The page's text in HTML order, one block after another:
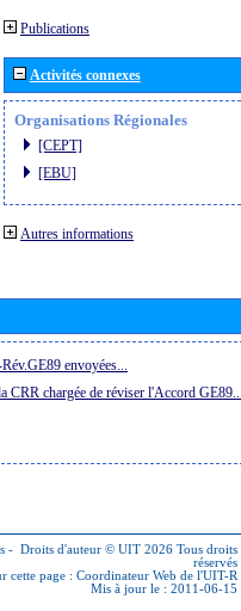
Publications
Activités connexes
Organisations Régionales
[CEPT]
[EBU]
Autres informations
envoyées...
CRR chargée de réviser l'Accord
- Droits d'auteur © UIT 2026 Tous droits
réservés
cette page : Coordinateur Web de l'UIT-R
Mis à jour le : 2011-06-15